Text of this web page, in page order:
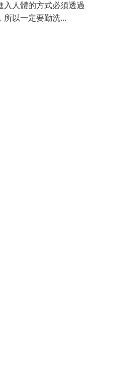
入人體的方式必須透過
所以一定要勤洗...